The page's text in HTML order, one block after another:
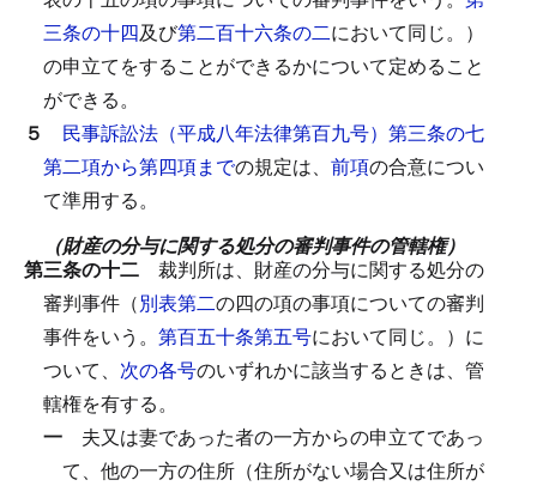
三条の十四及び第二百十六条の二において同じ。）
の申立てをすることができるかについて定めること
ができる。
５ 民事訴訟法（平成八年法律第百九号）第三条の七
第二項から第四項までの規定は、 前項の合意につい
て準用する。
（財産の分与に関する処分の審判事件の管轄権）
第三条の十二 裁判所は、財産の分与に関する処分の
審判事件（別表第二の四の項の事項についての審判
事件をいう。 第百五十条第五号において同じ。）に
ついて、 次の各号のいずれかに該当するときは、管
轄権を有する。
一 夫又は妻であった者の一方からの申立てであっ
て、他の一方の住所（住所がない場合又は住所が